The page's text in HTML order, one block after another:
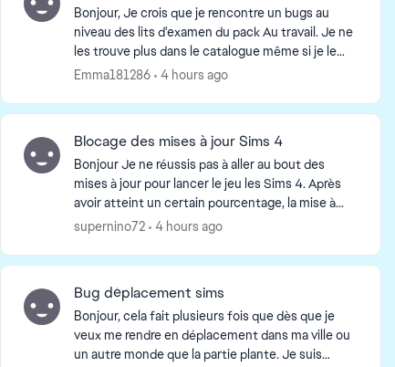
Bonjour, Je crois que je rencontre un bugs au
niveau des lits d'examen du pack Au travail. Je ne
les trouve plus dans le catalogue même si je le
marque dans la barre de recherche. J'ai réparé le
Emma181286 4 hours ago
Blocage des mises à jour Sims 4
Bonjour Je ne réussis pas à aller au bout des
mises à jour pour lancer le jeu les Sims 4. Après
avoir atteint un certain pourcentage, la mise à
jour redémarre à 0 J'ai vidé le cache comme
supernino72 4 hours ago
Bug déplacement sims
Bonjour, cela fait plusieurs fois que dès que je
veux me rendre en déplacement dans ma ville ou
un autre monde que la partie plante. Je suis